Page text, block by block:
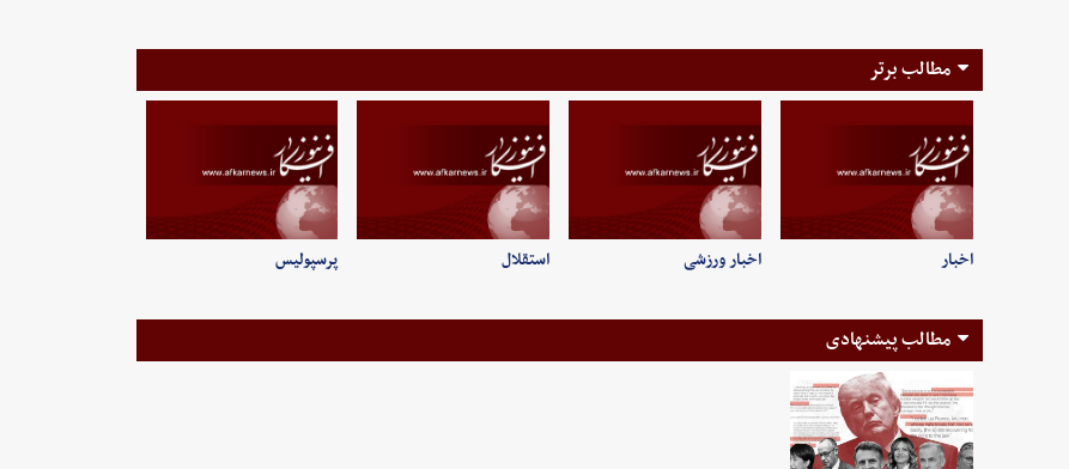
مطالب برتر
اخبار اخبار ورزشی استقلال پرسپولیس
مطالب پیشنهادی